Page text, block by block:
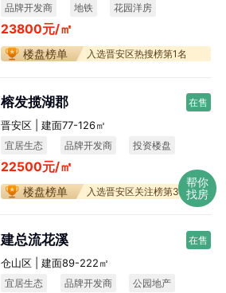
帮你
找房
品牌开发商 地铁 花园洋房
23800元/㎡
楼盘榜单 入选晋安区热搜榜第1名
榕发揽湖郡 在售
晋安区 | 建面77-126㎡
宜居生态 品牌开发商
投资楼盘
小户型
22500元/㎡
楼盘榜单 入选晋安区关注榜第3名
建总流花溪 在售
仓山区 | 建面89-222㎡
宜居生态 品牌开发商 公园地产